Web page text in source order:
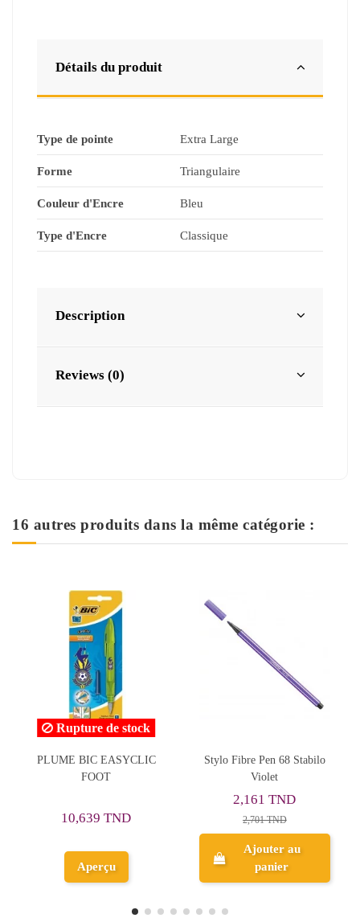
Détails du produit
Type de pointe Extra Large
Forme Triangulaire
Couleur d'Encre Bleu
Type d'Encre Classique
Description
Reviews (0)
16 autres produits dans la même catégorie :
Stylo Fibre Pen 68 Stabilo
2,701 TND
Ajouter au
Stylo Bille Visio pour
Gaucher Maped -
Réf.224320
8,806 TND
Aperçu